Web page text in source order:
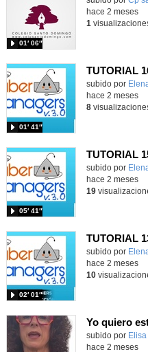
01′ 06″
hace 2 meses
1
Contenido
subido por
01′ 41″
hace 2 meses
8
Contenido
subido por
05′ 41″
hace 2 meses
19
Contenido
subido por
02′ 01″
hace 2 meses
10
Contenido
subido por Elisa
hace 2 meses